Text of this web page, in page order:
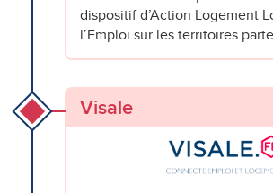
dispositif d’Action Logement
l’Emploi sur les territoires
Visale